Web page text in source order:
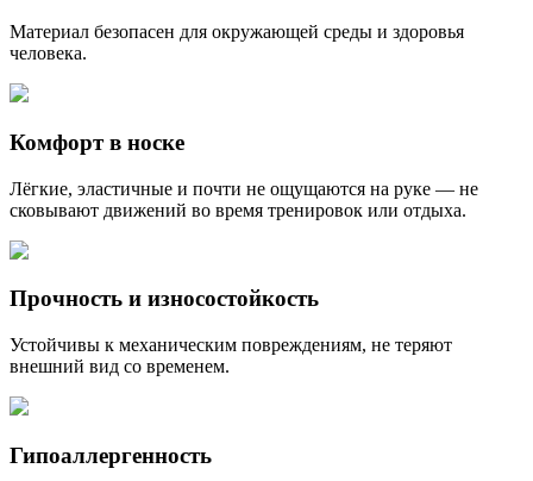
Материал безопасен для окружающей среды и здоровья
человека.
Комфорт в носке
Лёгкие, эластичные и почти не ощущаются на руке — не
сковывают движений во время тренировок или отдыха.
Прочность и износостойкость
Устойчивы к механическим повреждениям, не теряют
внешний вид со временем.
Гипоаллергенность